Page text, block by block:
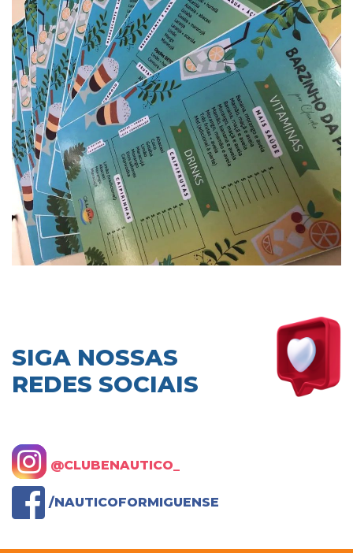
SIGA NOSSAS
REDES SOCIAIS
@CLUBENAUTICO_
/NAUTICOFORMIGUENSE